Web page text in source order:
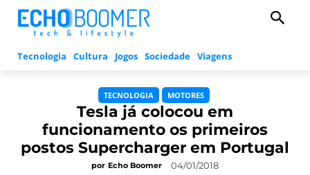
Tecnologia Cultura Jogos Sociedade Viagens
TECNOLOGIA MOTORES
Tesla já colocou em
funcionamento os primeiros
postos Supercharger em Portugal
por Echo Boomer 04/01/2018